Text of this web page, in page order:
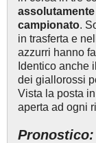
campionato.
in trasferta e
azzurri hanno
Identico anche
dei giallorossi
Vista la posta
aperta ad ogni
Pronostico: